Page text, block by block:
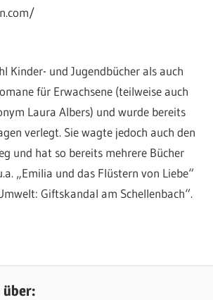
Kinder- und Jugendbücher als auch
für Erwachsene (teilweise auch
Laura Albers) und wurde bereits
verlegt. Sie wagte jedoch auch den
und hat so bereits mehrere Bücher
„Emilia und das Flüstern von Liebe“
Giftskandal am Schellenbach“.